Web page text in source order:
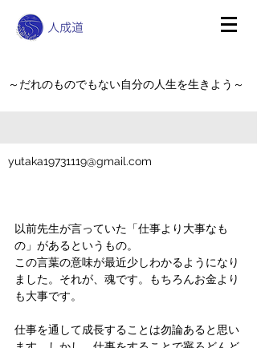
～だれのものでもない自分の人生を生きよう～
yutaka19731119@gmail.com
以前先生が言っていた「仕事より大事なも
の」があるというもの。
この言葉の意味が最近少しわかるようになり
ました。それが、魂です。もちろんお金より
も大事です。
仕事を通して成長することは勿論あると思い